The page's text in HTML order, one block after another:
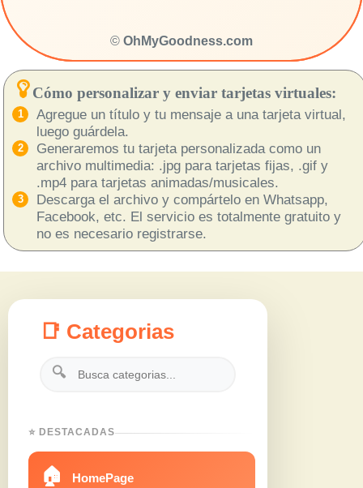
© OhMyGoodness.com
Cómo personalizar y enviar tarjetas virtuales:
Agregue un título y tu mensaje a una tarjeta virtual,
luego guárdela.
Generaremos tu tarjeta personalizada como un
archivo multimedia: .jpg para tarjetas fijas, .gif y
.mp4 para tarjetas animadas/musicales.
Descarga el archivo y compártelo en Whatsapp,
Facebook, etc. El servicio es totalmente gratuito y
no es necesario registrarse.
📑 Categorias
🔍
⭐ DESTACADAS
🏠 HomePage